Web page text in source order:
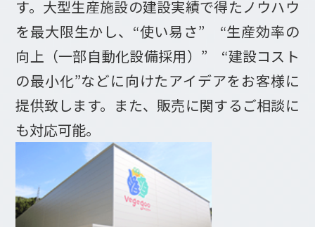
す。大型生産施設の建設実績で得たノウハウ
を最大限生かし、“使い易さ” “生産効率の
向上（一部自動化設備採用）” “建設コスト
の最小化”などに向けたアイデアをお客様に
提供致します。また、販売に関するご相談に
も対応可能。